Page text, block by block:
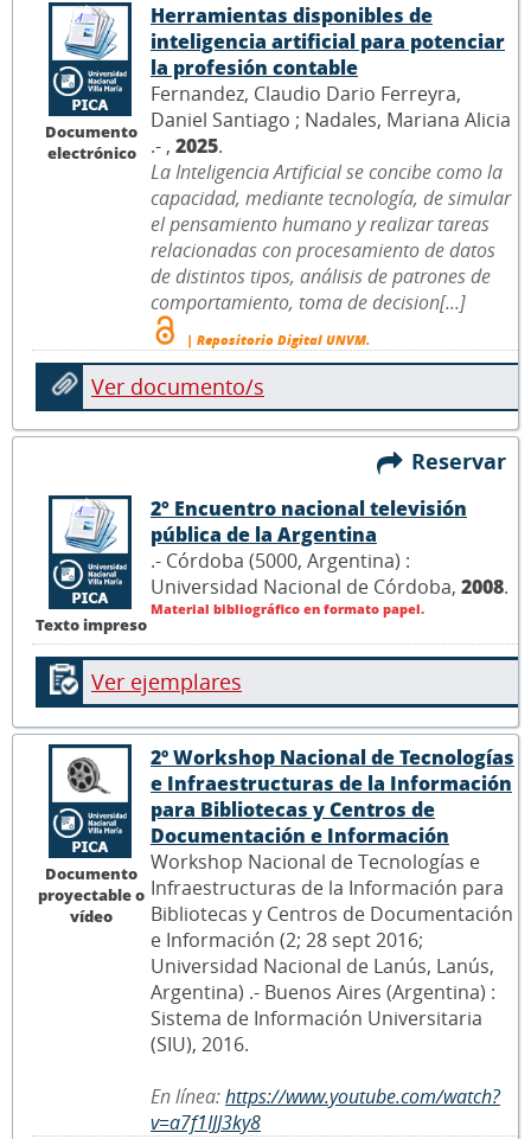
Documento
electrónico
Herramientas disponibles de
inteligencia artificial para potenciar
la profesión contable
Fernandez, Claudio Dario Ferreyra,
Daniel Santiago ; Nadales, Mariana Alicia
.- , 2025.
La Inteligencia Artificial se concibe como la
capacidad, mediante tecnología, de simular
el pensamiento humano y realizar tareas
relacionadas con procesamiento de datos
de distintos tipos, análisis de patrones de
comportamiento, toma de decision[...]
| Repositorio Digital UNVM.
Ver documento/s
Reservar
Texto impreso
2° Encuentro nacional televisión
pública de la Argentina
.- Córdoba (5000, Argentina) :
Universidad Nacional de Córdoba, 2008.
Material bibliográfico en formato papel.
Ver ejemplares
Documento
proyectable o
vídeo
2º Workshop Nacional de Tecnologías
e Infraestructuras de la Información
para Bibliotecas y Centros de
Documentación e Información
Workshop Nacional de Tecnologías e
Infraestructuras de la Información para
Bibliotecas y Centros de Documentación
e Información (2; 28 sept 2016;
Universidad Nacional de Lanús, Lanús,
Argentina) .- Buenos Aires (Argentina) :
Sistema de Información Universitaria
(SIU), 2016.
En línea:https://www.youtube.com/watch?
v=a7f1IJJ3ky8